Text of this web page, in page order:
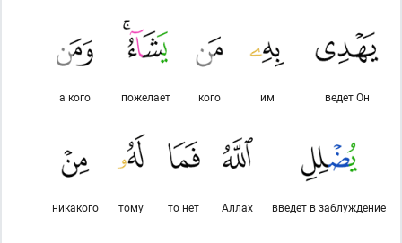
ведет Он
им
кого
пожелает
а кого
введет в заблуждение
Аллах
то нет
тому
никакого